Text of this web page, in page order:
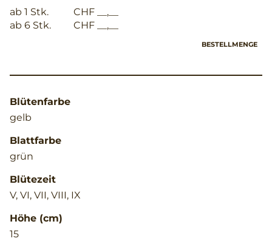
ab 1 Stk.
CHF __,__
ab 6 Stk.
CHF __,__
BESTELLMENGE
Blütenfarbe
gelb
Blattfarbe
grün
Blütezeit
V, VI, VII, VIII, IX
Höhe (cm)
15